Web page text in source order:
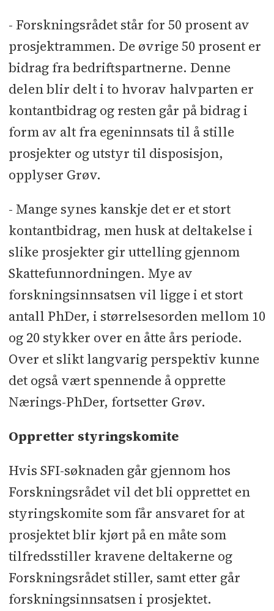
- Forskningsrådet står for 50 prosent av
prosjektrammen. De øvrige 50 prosent er
bidrag fra bedriftspartnerne. Denne
delen blir delt i to hvorav halvparten er
kontantbidrag og resten går på bidrag i
form av alt fra egeninnsats til å stille
prosjekter og utstyr til disposisjon,
opplyser Grøv.
- Mange synes kanskje det er et stort
kontantbidrag, men husk at deltakelse i
slike prosjekter gir uttelling gjennom
Skattefunnordningen. Mye av
forskningsinnsatsen vil ligge i et stort
antall PhDer, i størrelsesorden mellom 10
og 20 stykker over en åtte års periode.
Over et slikt langvarig perspektiv kunne
det også vært spennende å opprette
Nærings-PhDer, fortsetter Grøv.
Oppretter styringskomite
Hvis SFI-søknaden går gjennom hos
Forskningsrådet vil det bli opprettet en
styringskomite som får ansvaret for at
prosjektet blir kjørt på en måte som
tilfredsstiller kravene deltakerne og
Forskningsrådet stiller, samt etter går
forskningsinnsatsen i prosjektet.